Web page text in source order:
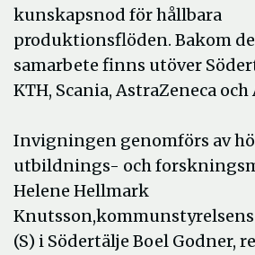
kunskapsnod för hållbara
produktionsflöden. Bakom
samarbete finns utöver
KTH, Scania, AstraZeneca
Invigningen genomförs av
utbildnings- och
Helene Hellmark
(S) i Södertälje Boel Godner,